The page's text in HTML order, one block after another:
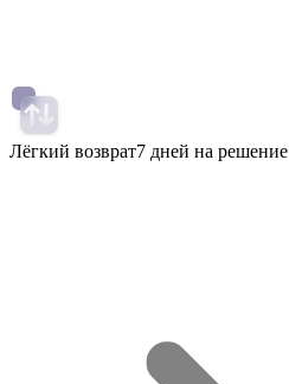
Лёгкий возврат7 дней на решение